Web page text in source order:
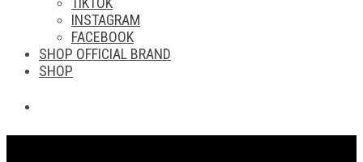
INSTAGRAM
FACEBOOK
SHOP OFFICIAL BRAND
SHOP